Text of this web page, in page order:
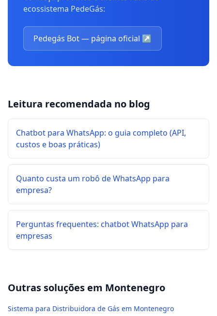
ecossistema PedeGás:
Pedegás Bot — página oficial ↗
Leitura recomendada no blog
Chatbot para WhatsApp: o guia completo (API,
custos e boas práticas)
Quanto custa um robô de WhatsApp para
empresa?
Perguntas frequentes: chatbot WhatsApp para
empresas
Outras soluções em Montenegro
Sistema para Distribuidora de Gás em Montenegro